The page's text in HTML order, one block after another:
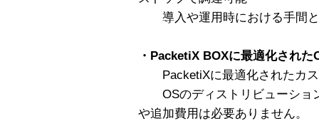
導入や運用時における手間と
・PacketiX BOXに最適化された
PacketiXに最適化されたカス
OSのディストリビューショ
や追加費用は必要ありません。